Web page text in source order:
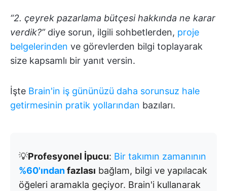
“2. çeyrek pazarlama bütçesi hakkında ne karar
verdik?”diye sorun, ilgili sohbetlerden, proje
belgelerinden ve görevlerden bilgi toplayarak
size kapsamlı bir yanıt versin.
İşte Brain'in iş gününüzü daha sorunsuz hale
getirmesinin pratik yollarından bazıları.
💡Profesyonel İpucu: Bir takımın zamanının
%60'ındanfazlası bağlam, bilgi ve yapılacak
öğeleri aramakla geçiyor. Brain'i kullanarak